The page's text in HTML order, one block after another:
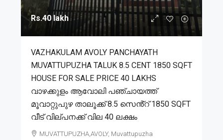
Rs.40 lakh
VAZHAKULAM AVOLY PANCHAYATH
MUVATTUPUZHA TALUK 8.5 CENT 1850 SQFT
HOUSE FOR SALE PRICE 40 LAKHS
വാഴക്കുളം ആവോലി പഞ്ചായത്ത്
മൂവാറ്റുപുഴ താലൂക്ക് 8.5 സെൻ്റ് 1850 SQFT
വീട് വില്പനക്ക് വില 40 ലക്ഷം
MUVATTUPUZHA,AVOLY, Muvattupuzha